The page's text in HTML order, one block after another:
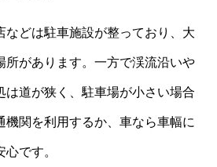
などは駐車施設が整っており、大
所があります。一方で渓流沿いや
は道が狭く、駐車場が小さい場合
機関を利用するか、車なら車幅に
です。